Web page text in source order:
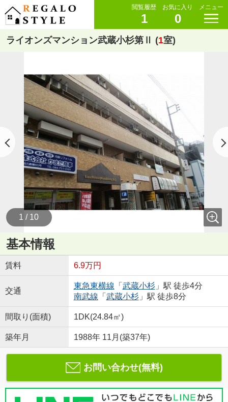
閲覧履歴
1
お気に入り
0
メニュー
ライオンズマンション武蔵小杉第Ⅱ (1室)
1 / 10
基本情報
賃料 6.9万円
交通
東急東横線 「 武蔵小杉」駅 徒歩4分
南武線 「 武蔵小杉」駅 徒歩8分
間取り(面積) 1DK(24.84㎡)
築年月 1988年 11月(築37年)
お問い合わせ(無料)